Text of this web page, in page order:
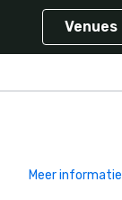
Venues
Meer informatie